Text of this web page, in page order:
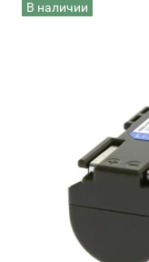
В наличии